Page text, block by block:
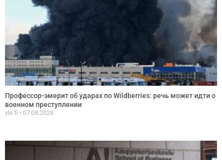
Профессор-эмерит об ударах по Wildberries: речь может идти о
военном преступлении
yle.fi 07.08.2026